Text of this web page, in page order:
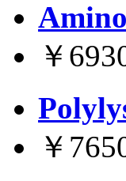
￥
￥